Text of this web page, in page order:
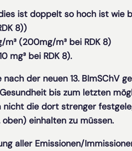
ist doppelt so hoch ist wie
8))
(200mg/m³ bei RDK 8)
mg³ bei RDK 8).
der neuen 13. BImSChV
bis zum letzten
nicht die dort strenger
einhalten zu müssen.
aller Emissionen/